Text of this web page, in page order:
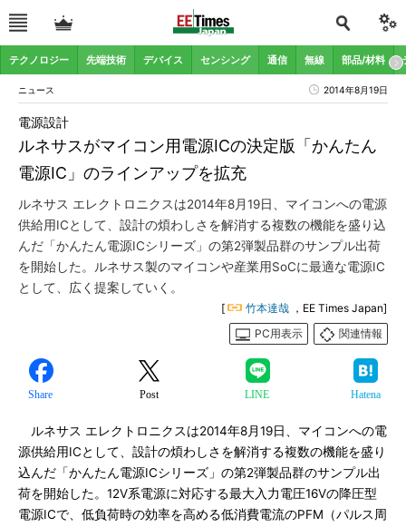
テクノロジー 先端技術 デバイス センシング 通信 無線 部品/材料
ニュース 2014年8月19日
ルネサスがマイコン用電源ICの決定版「かんたん
電源IC」のラインアップを拡充
電源設計
ルネサス エレクトロニクスは2014年8月19日、マイコンへの電源
供給用ICとして、設計の煩わしさを解消する複数の機能を盛り込
んだ「かんたん電源ICシリーズ」の第2弾製品群のサンプル出荷
を開始した。ルネサス製のマイコンや産業用SoCに最適な電源IC
として、広く提案していく。
[ 竹本達哉 ，EE Times Japan]
PC用表示
関連情報
Share Post LINE Hatena
ルネサス エレクトロニクスは2014年8月19日、マイコンへの電
源供給用ICとして、設計の煩わしさを解消する複数の機能を盛り
込んだ「かんたん電源ICシリーズ」の第2弾製品群のサンプル出
荷を開始した。12V系電源に対応する最大入力電圧16Vの降圧型
電源ICで、低負荷時の効率を高める低消費電流のPFM（パルス周